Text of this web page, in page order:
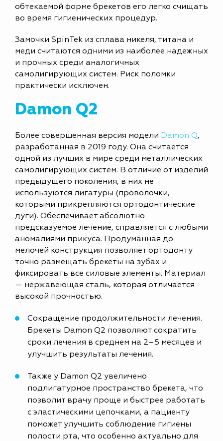
обтекаемой форме брекетов его легко счищать
во время гигиенических процедур.
Замочки SpinTek из сплава никеля, титана и
меди считаются одними из наиболее надежных
и прочных среди аналогичных
самолигирующих систем. Риск поломки
практически исключен.
Damon Q2
Более совершенная версия модели Damon Q,
разработанная в 2019 году. Она считается
одной из лучших в мире среди металлических
самолигирующих систем. В отличие от изделий
предыдущего поколения, в них не
используются лигатуры (проволочки,
которыми прикрепляются ортодонтические
дуги). Обеспечивает абсолютно
предсказуемое лечение, справляется с любыми
аномалиями прикуса. Продуманная до
мелочей конструкция позволяет ортодонту
точно размещать брекеты на зубах и
фиксировать все силовые элементы. Материал
— нержавеющая сталь, которая отличается
высокой прочностью.
Сокращение продолжительности лечения.
Брекеты Damon Q2 позволяют сократить
сроки лечения в среднем на 2–5 месяцев и
улучшить результаты лечения.
Также у Damon Q2 увеличено
подлигатурное пространство брекета, что
позволит врачу проще и быстрее работать
с эластическими цепочками, а пациенту
поможет улучшить соблюдение гигиены
полости рта, что особенно актуально для